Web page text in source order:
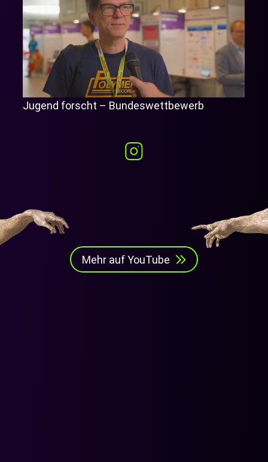
Jugend forscht – Bundeswettbewerb
Mehr auf YouTube